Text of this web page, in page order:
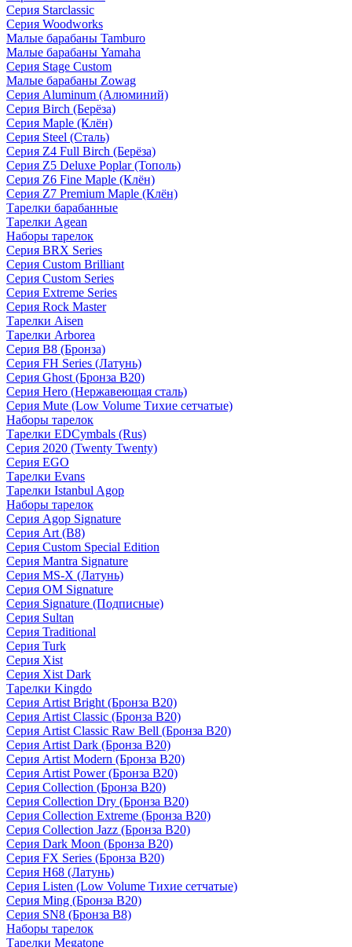
Серия Starclassic
Серия Woodworks
Малые барабаны Tamburo
Малые барабаны Yamaha
Серия Stage Custom
Малые барабаны Zowag
Серия Aluminum (Алюминий)
Серия Birch (Берёза)
Серия Maple (Клён)
Серия Steel (Сталь)
Серия Z4 Full Birch (Берёза)
Серия Z5 Deluxe Poplar (Тополь)
Серия Z6 Fine Maple (Клён)
Серия Z7 Premium Maple (Клён)
Тарелки барабанные
Тарелки Agean
Наборы тарелок
Серия BRX Series
Серия Custom Brilliant
Серия Custom Series
Серия Extreme Series
Серия Rock Master
Тарелки Aisen
Тарелки Arborea
Серия B8 (Бронза)
Серия FH Series (Латунь)
Серия Ghost (Бронза B20)
Серия Hero (Нержавеющая сталь)
Серия Mute (Low Volume Тихие сетчатые)
Наборы тарелок
Тарелки EDCymbals (Rus)
Серия 2020 (Twenty Twenty)
Серия EGO
Тарелки Evans
Тарелки Istanbul Agop
Наборы тарелок
Серия Agop Signature
Серия Art (B8)
Серия Custom Special Edition
Серия Mantra Signature
Серия MS-X (Латунь)
Серия OM Signature
Серия Signature (Подписные)
Серия Sultan
Серия Traditional
Серия Turk
Серия Xist
Серия Xist Dark
Тарелки Kingdo
Серия Artist Bright (Бронза B20)
Серия Artist Classic (Бронза B20)
Серия Artist Classic Raw Bell (Бронза B20)
Серия Artist Dark (Бронза B20)
Серия Artist Modern (Бронза B20)
Серия Artist Power (Бронза B20)
Серия Collection (Бронза B20)
Серия Collection Dry (Бронза B20)
Серия Collection Extreme (Бронза B20)
Серия Collection Jazz (Бронза B20)
Серия Dark Moon (Бронза B20)
Серия FX Series (Бронза B20)
Серия H68 (Латунь)
Серия Listen (Low Volume Тихие сетчатые)
Серия Ming (Бронза B20)
Серия SN8 (Бронза B8)
Наборы тарелок
Тарелки Megatone